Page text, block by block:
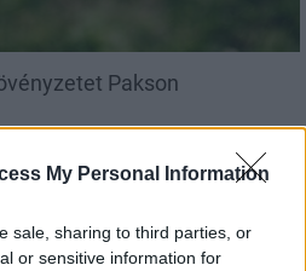
My Personal Information
sale, sharing to third parties, or
or sensitive information for
Pakson